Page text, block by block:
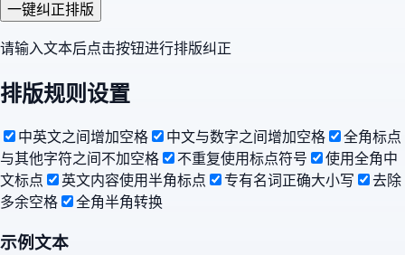
一键纠正排版
请输入文本后点击按钮进行排版纠正
排版规则设置
中英文之间增加空格 中文与数字之间增加空格
全角标点
与其他字符之间不加空格
不重复使用标点符号
使用全角中
文标点
英文内容使用半角标点 专有名词正确大小写
去除
多余空格
全角半角转换
示例文本